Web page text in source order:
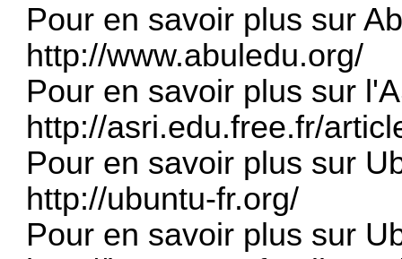
Pour en savoir plus sur
http://www.abuledu.org/
Pour en savoir plus sur
http://asri.edu.free.fr/
Pour en savoir plus sur
http://ubuntu-fr.org/
Pour en savoir plus sur